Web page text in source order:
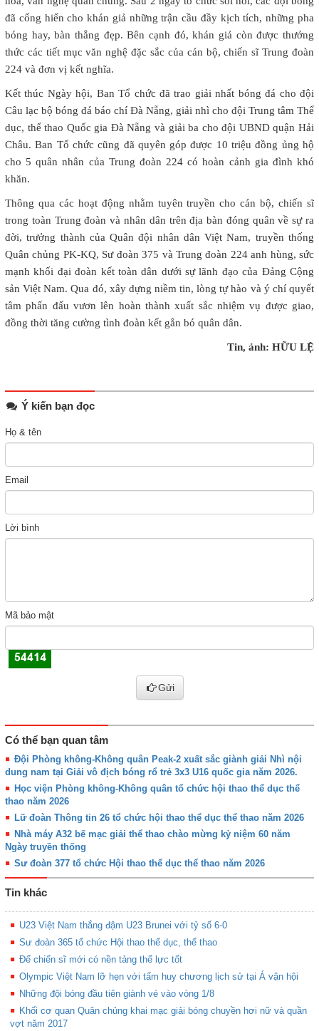
đã cống hiến cho khán giả những trận cầu đầy kịch tích, những pha
bóng hay, bàn thắng đẹp. Bên cạnh đó, khán giả còn được thưởng
thức các tiết mục văn nghệ đặc sắc của cán bộ, chiến sĩ Trung đoàn
224 và đơn vị kết nghĩa.
Kết thúc Ngày hội, Ban Tổ chức đã trao giải nhất bóng đá cho đội
Câu lạc bộ bóng đá báo chí Đà Nẵng, giải nhì cho đội Trung tâm Thể
dục, thể thao Quốc gia Đà Nẵng và giải ba cho đội UBND quận Hải
Châu. Ban Tổ chức cũng đã quyên góp được 10 triệu đồng ủng hộ
cho 5 quân nhân của Trung đoàn 224 có hoàn cảnh gia đình khó
khăn.
Thông qua các hoạt động nhằm tuyên truyền cho cán bộ, chiến sĩ
trong toàn Trung đoàn và nhân dân trên địa bàn đóng quân về sự ra
đời, trưởng thành của Quân đội nhân dân Việt Nam, truyền thống
Quân chủng PK-KQ, Sư đoàn 375 và Trung đoàn 224 anh hùng, sức
mạnh khối đại đoàn kết toàn dân dưới sự lãnh đạo của Đảng Cộng
sản Việt Nam. Qua đó, xây dựng niềm tin, lòng tự hào và ý chí quyết
tâm phấn đấu vươn lên hoàn thành xuất sắc nhiệm vụ được giao,
đồng thời tăng cường tình đoàn kết gắn bó quân dân.
Tin, ảnh: HỮU LỆ
Ý kiến bạn đọc
Họ & tên
Email
Lời bình
Mã bảo mật
Gửi
Có thể bạn quan tâm
Đội Phòng không-Không quân Peak-2 xuất sắc giành giải Nhì nội
dung nam tại Giải vô địch bóng rổ trẻ 3x3 U16 quốc gia năm 2026.
Học viện Phòng không-Không quân tổ chức hội thao thể dục thể
thao năm 2026
Lữ đoàn Thông tin 26 tổ chức hội thao thể dục thể thao năm 2026
Nhà máy A32 bế mạc giải thể thao chào mừng kỷ niệm 60 năm
Ngày truyền thống
Sư đoàn 377 tổ chức Hội thao thể dục thể thao năm 2026
Tin khác
U23 Việt Nam thắng đậm U23 Brunei với tỷ số 6-0
Sư đoàn 365 tổ chức Hội thao thể dục, thể thao
Để chiến sĩ mới có nền tảng thể lực tốt
Olympic Việt Nam lỡ hẹn với tấm huy chương lịch sử tại Á vận hội
Những đội bóng đầu tiên giành vé vào vòng 1/8
Khối cơ quan Quân chủng khai mạc giải bóng chuyền hơi nữ và quần
vợt năm 2017